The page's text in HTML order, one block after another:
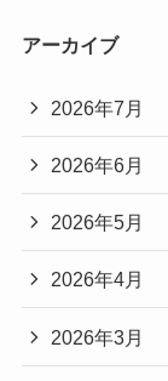
アーカイブ
2026年7月
2026年6月
2026年5月
2026年4月
2026年3月